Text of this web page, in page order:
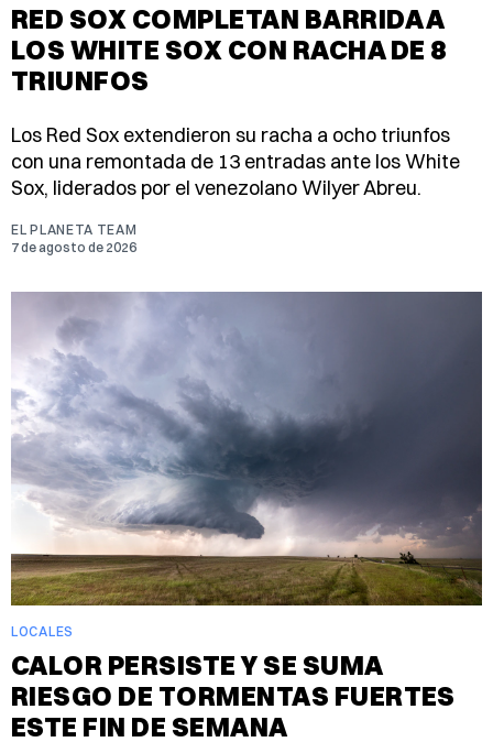
RED SOX COMPLETAN BARRIDA A
LOS WHITE SOX CON RACHA DE 8
TRIUNFOS
Los Red Sox extendieron su racha a ocho triunfos
con una remontada de 13 entradas ante los White
Sox, liderados por el venezolano Wilyer Abreu.
EL PLANETA TEAM
7 de agosto de 2026
LOCALES
CALOR PERSISTE Y SE SUMA
RIESGO DE TORMENTAS FUERTES
ESTE FIN DE SEMANA